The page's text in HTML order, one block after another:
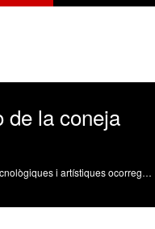
de la coneja
Divulgació de les activitats científiques, tecnològiques i artístiques ocorregudes en els tres campus de la UPV